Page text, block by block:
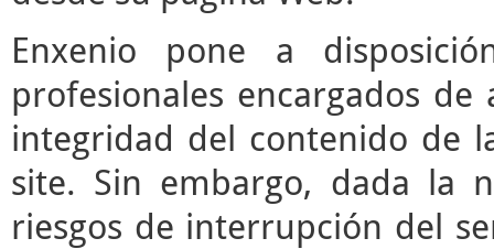
Enxenio pone a
profesionales encargados
integridad del contenido de
site. Sin embargo, dada la
riesgos de interrupción del